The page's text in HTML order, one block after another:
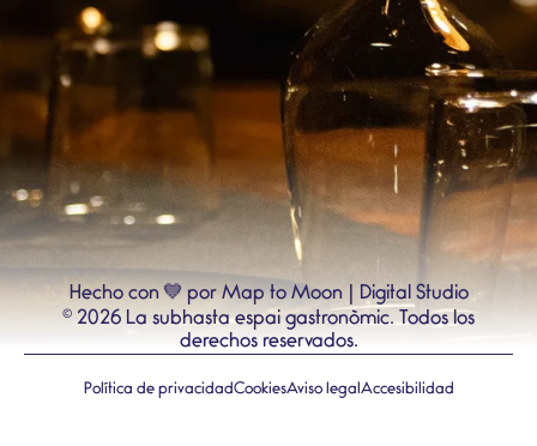
Hecho con 💙 por Map to Moon | Digital Studio
© 2026 La subhasta espai gastronòmic. Todos los
derechos reservados.
Política de privacidadCookiesAviso legal Accesibilidad